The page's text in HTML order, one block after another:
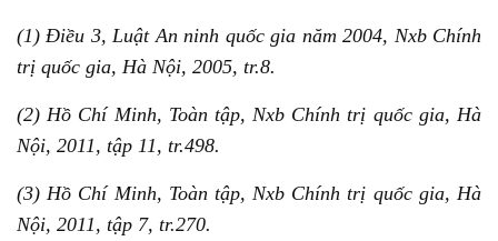
(1) Điều 3, Luật An ninh quốc gia năm 2004, Nxb Chính
trị quốc gia, Hà Nội, 2005, tr.8.
(2) Hồ Chí Minh, Toàn tập, Nxb Chính trị quốc gia, Hà
Nội, 2011, tập 11, tr.498.
(3) Hồ Chí Minh, Toàn tập, Nxb Chính trị quốc gia, Hà
Nội, 2011, tập 7, tr.270.